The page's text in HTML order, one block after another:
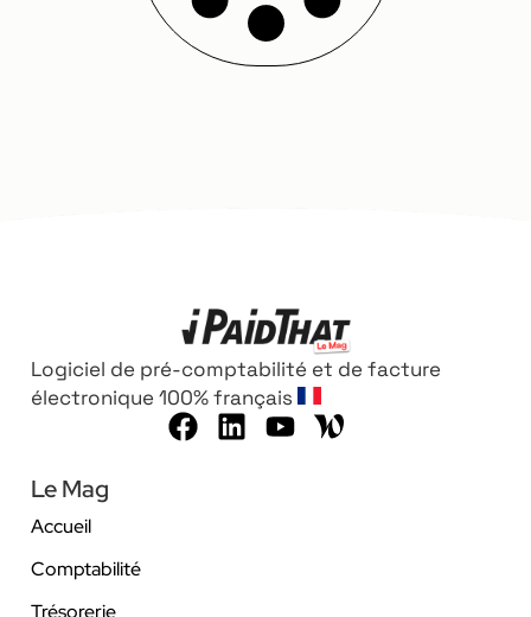
Logiciel de pré-comptabilité et de facture
électronique 100% français
Le Mag
Accueil
Comptabilité